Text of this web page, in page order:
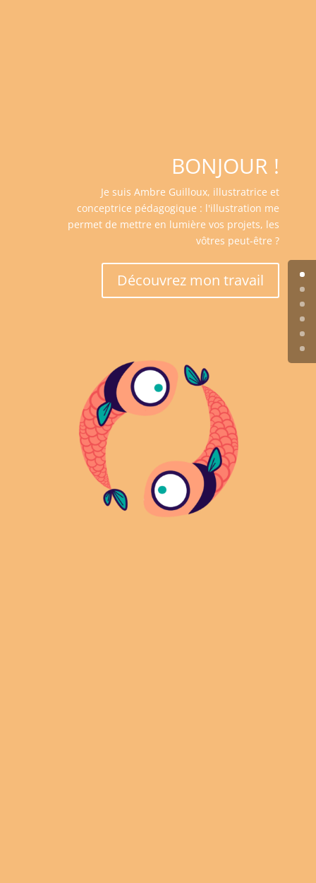
BONJOUR !
Je suis Ambre Guilloux, illustratrice et
conceptrice pédagogique : l'illustration me
permet de mettre en lumière vos projets, les
vôtres peut-être ?
Découvrez mon travail